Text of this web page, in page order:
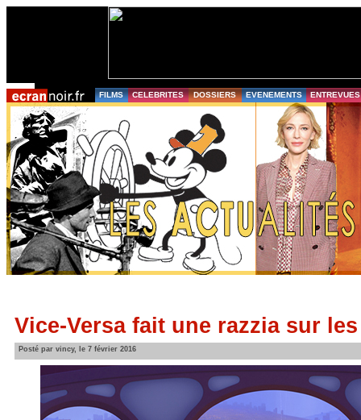
FILMS CELEBRITES DOSSIERS EVENEMENTS ENTREVUES
Vice-Versa fait une razzia sur
Posté par vincy, le 7 février 2016